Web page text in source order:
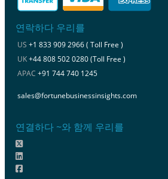
연락하다 우리를
US +1 833 909 2966 ( Toll Free )
UK+44 808 502 0280 (Toll Free )
APAC +91 744 740 1245
sales@fortunebusinessinsights.com
연결하다 ~와 함께 우리를